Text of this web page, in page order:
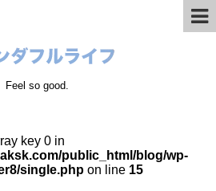
Feel so good.
key 0 in
public_html/blog/wp-
single.php on line 15